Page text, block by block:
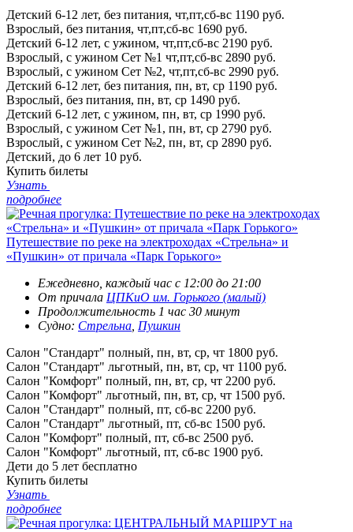
Детский 6-12 лет, без питания, чт,пт,сб-вс 1190 руб.
Взрослый, без питания, чт,пт,сб-вс 1690 руб.
Детский 6-12 лет, с ужином, чт,пт,сб-вс 2190 руб.
Взрослый, с ужином Сет №1 чт,пт,сб-вс 2890 руб.
Взрослый, с ужином Сет №2, чт,пт,сб-вс 2990 руб.
Детский 6-12 лет, без питания, пн, вт, ср 1190 руб.
Взрослый, без питания, пн, вт, ср 1490 руб.
Детский 6-12 лет, с ужином, пн, вт, ср 1990 руб.
Взрослый, с ужином Сет №1, пн, вт, ср 2790 руб.
Взрослый, с ужином Сет №2, пн, вт, ср 2890 руб.
Детский, до 6 лет 10 руб.
Купить билеты
Узнать
подробнее
Путешествие по реке на электроходах «Стрельна» и
«Пушкин» от причала «Парк Горького»
Ежедневно, каждый час с 12:00 до 21:00
От причала ЦПКиО им. Горького (малый)
Продолжительность 1 час 30 минут
Судно: Стрельна Пушкин
Салон "Стандарт" полный, пн, вт, ср, чт 1800 руб.
Салон "Стандарт" льготный, пн, вт, ср, чт 1100 руб.
Салон "Комфорт" полный, пн, вт, ср, чт 2200 руб.
Салон "Комфорт" льготный, пн, вт, ср, чт 1500 руб.
Салон "Стандарт" полный, пт, сб-вс 2200 руб.
Салон "Стандарт" льготный, пт, сб-вс 1500 руб.
Салон "Комфорт" полный, пт, сб-вс 2500 руб.
Салон "Комфорт" льготный, пт, сб-вс 1900 руб.
Дети до 5 лет бесплатно
Купить билеты
Узнать
подробнее